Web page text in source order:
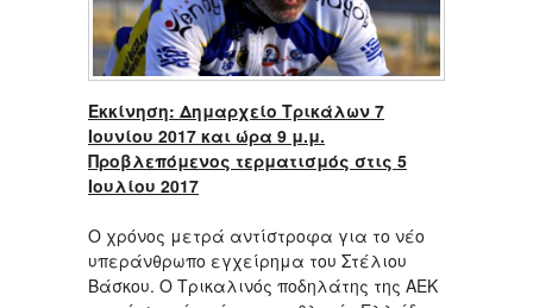
Εκκίνηση: Δημαρχείο Τρικάλων 7
Ιουνίου 2017 και ώρα 9 μ.μ.
Προβλεπόμενος τερματισμός στις 5
Ιουλίου 2017
Ο χρόνος μετρά αντίστροφα για το νέο
υπεράνθρωπο εγχείρημα του Στέλιου
Βάσκου. Ο Τρικαλινός ποδηλάτης της ΑΕΚ